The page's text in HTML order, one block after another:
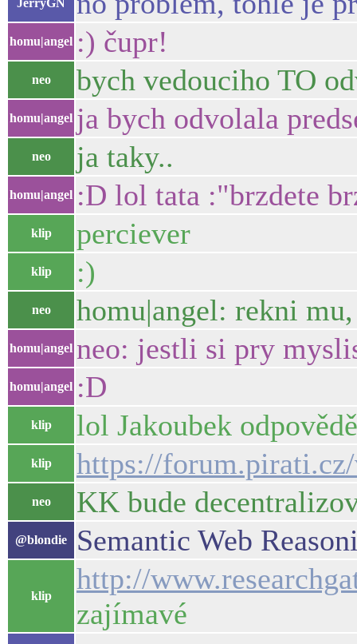
JerryGN
homu|angel :) čupr!
neo bych vedouciho TO
homu|angel ja bych odvolala
neo ja taky..
homu|angel :D lol tata :"brzdete
klip perciever
klip :)
neo homu|angel: rekni
homu|angel neo: jestli si pry
homu|angel :D
klip lol Jakoubek
klip https://
neo KK bude
@blondie Semantic Web
klip
http://
zajímavé